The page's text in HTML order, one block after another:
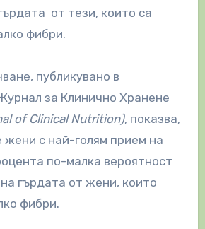
от тези, които са
фибри.
публикувано в
за Клинично Хранене
of Clinical Nutrition), показва,
жени с най-голям прием на
по-малка вероятност
гърдата от жени, които
фибри.